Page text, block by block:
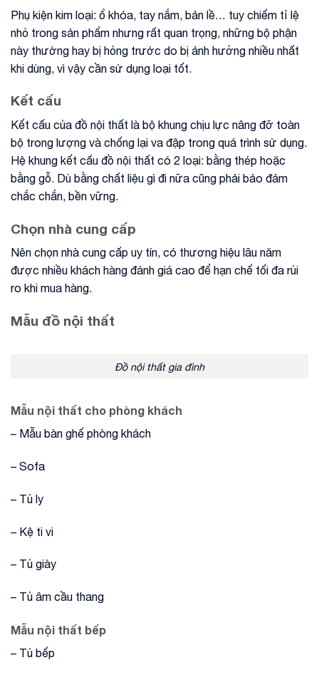
Phụ kiện kim loại: ổ khóa, tay nắm, bản lề… tuy chiếm tỉ lệ
nhỏ trong sản phẩm nhưng rất quan trọng, những bộ phận
này thường hay bị hỏng trước do bị ảnh hưởng nhiều nhất
khi dùng, vì vậy cần sử dụng loại tốt.
Kết cấu
Kết cấu của đồ nội thất là bộ khung chịu lực nâng đỡ toàn
bộ trong lượng và chống lại va đập trong quá trình sử dụng.
Hệ khung kết cấu đồ nội thất có 2 loại: bằng thép hoặc
bằng gỗ. Dù bằng chất liệu gì đi nữa cũng phải bảo đảm
chắc chắn, bền vững.
Chọn nhà cung cấp
Nên chọn nhà cung cấp uy tín, có thương hiệu lâu năm
được nhiều khách hàng đánh giá cao để hạn chế tối đa rủi
ro khi mua hàng.
Mẫu đồ nội thất
Đồ nội thất gia đình
Mẫu nội thất cho phòng khách
– Mẫu bàn ghế phòng khách
– Sofa
– Tủ ly
– Kệ ti vi
– Tủ giày
– Tủ âm cầu thang
Mẫu nội thất bếp
– Tủ bếp